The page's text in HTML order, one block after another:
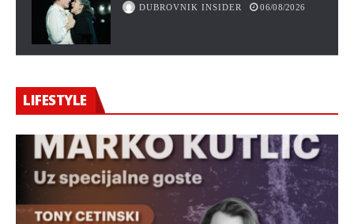
DUBROVNIK INSIDER 06/08/2026
LIFESTYLE